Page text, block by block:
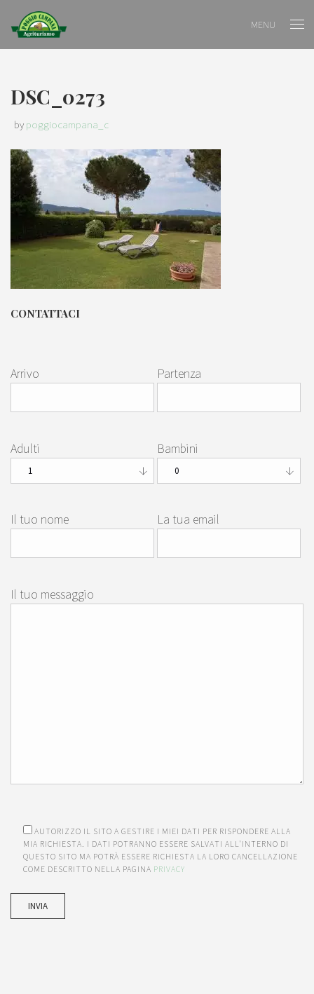
MENU
DSC_0273
by poggiocampana_c
CONTATTACI
Arrivo Partenza
Adulti Bambini
Il tuo nome La tua email
Il tuo messaggio
AUTORIZZO IL SITO A GESTIRE I MIEI DATI PER RISPONDERE ALLA
MIA RICHIESTA. I DATI POTRANNO ESSERE SALVATI ALL'INTERNO DI
QUESTO SITO MA POTRÀ ESSERE RICHIESTA LA LORO CANCELLAZIONE
COME DESCRITTO NELLA PAGINA PRIVACY